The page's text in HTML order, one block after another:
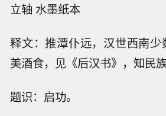
立轴 水墨纸本
释文：推潭仆远，汉世西南
美酒食，见《后汉书》，知民
题识：启功。